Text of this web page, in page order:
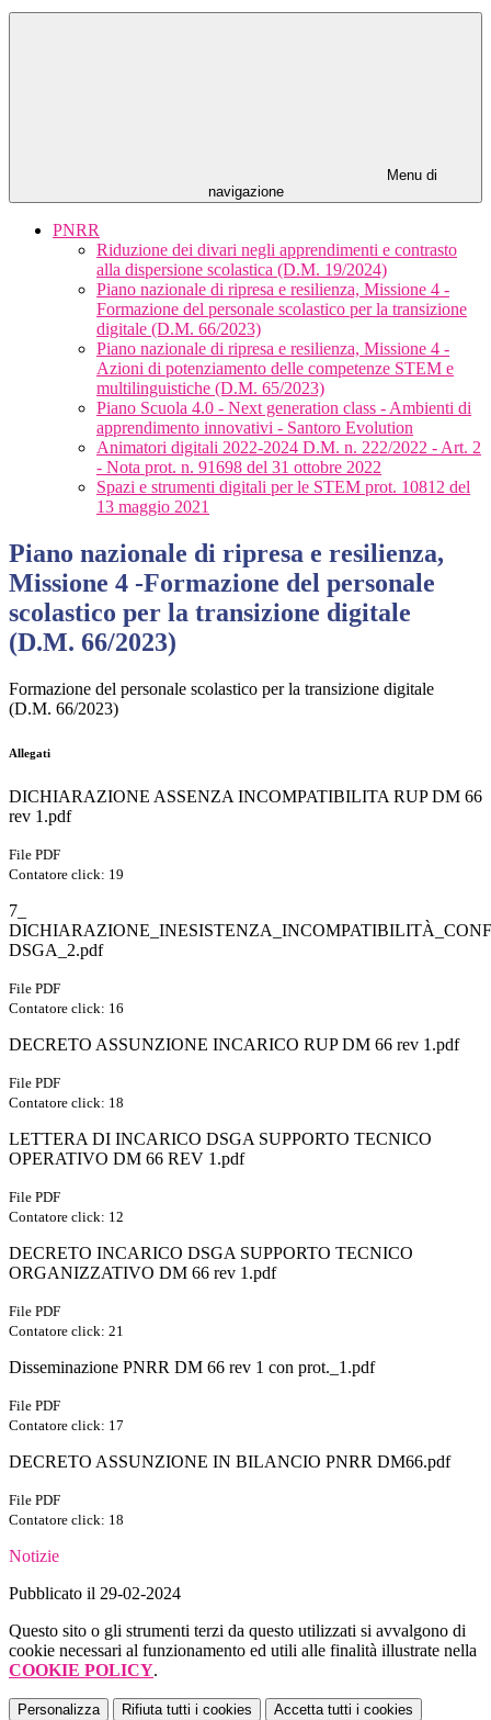
Menu di
navigazione
PNRR
Riduzione dei divari negli apprendimenti e contrasto
alla dispersione scolastica (D.M. 19/2024)
Piano nazionale di ripresa e resilienza, Missione 4 -
Formazione del personale scolastico per la transizione
digitale (D.M. 66/2023)
Piano nazionale di ripresa e resilienza, Missione 4 -
Azioni di potenziamento delle competenze STEM e
multilinguistiche (D.M. 65/2023)
Piano Scuola 4.0 - Next generation class - Ambienti di
apprendimento innovativi - Santoro Evolution
Animatori digitali 2022-2024 D.M. n. 222/2022 - Art. 2
- Nota prot. n. 91698 del 31 ottobre 2022
Spazi e strumenti digitali per le STEM prot. 10812 del
13 maggio 2021
Piano nazionale di ripresa e resilienza,
Missione 4 -Formazione del personale
scolastico per la transizione digitale
(D.M. 66/2023)
Formazione del personale scolastico per la transizione digitale
(D.M. 66/2023)
Allegati
DICHIARAZIONE ASSENZA INCOMPATIBILITA RUP DM 66
rev 1.pdf
File PDF
Contatore click: 19
7_
DSGA_2.pdf
File PDF
Contatore click: 16
DECRETO ASSUNZIONE INCARICO RUP DM 66 rev 1.pdf
File PDF
Contatore click: 18
LETTERA DI INCARICO DSGA SUPPORTO TECNICO
OPERATIVO DM 66 REV 1.pdf
File PDF
Contatore click: 12
DECRETO INCARICO DSGA SUPPORTO TECNICO
ORGANIZZATIVO DM 66 rev 1.pdf
File PDF
Contatore click: 21
Disseminazione PNRR DM 66 rev 1 con prot._1.pdf
File PDF
Contatore click: 17
DECRETO ASSUNZIONE IN BILANCIO PNRR DM66.pdf
File PDF
Contatore click: 18
Notizie
Pubblicato il 29-02-2024
Questo sito o gli strumenti terzi da questo utilizzati si avvalgono di
cookie necessari al funzionamento ed utili alle finalità illustrate nella
COOKIE POLICY.
Personalizza Rifiuta tutti i cookies Accetta tutti i cookies